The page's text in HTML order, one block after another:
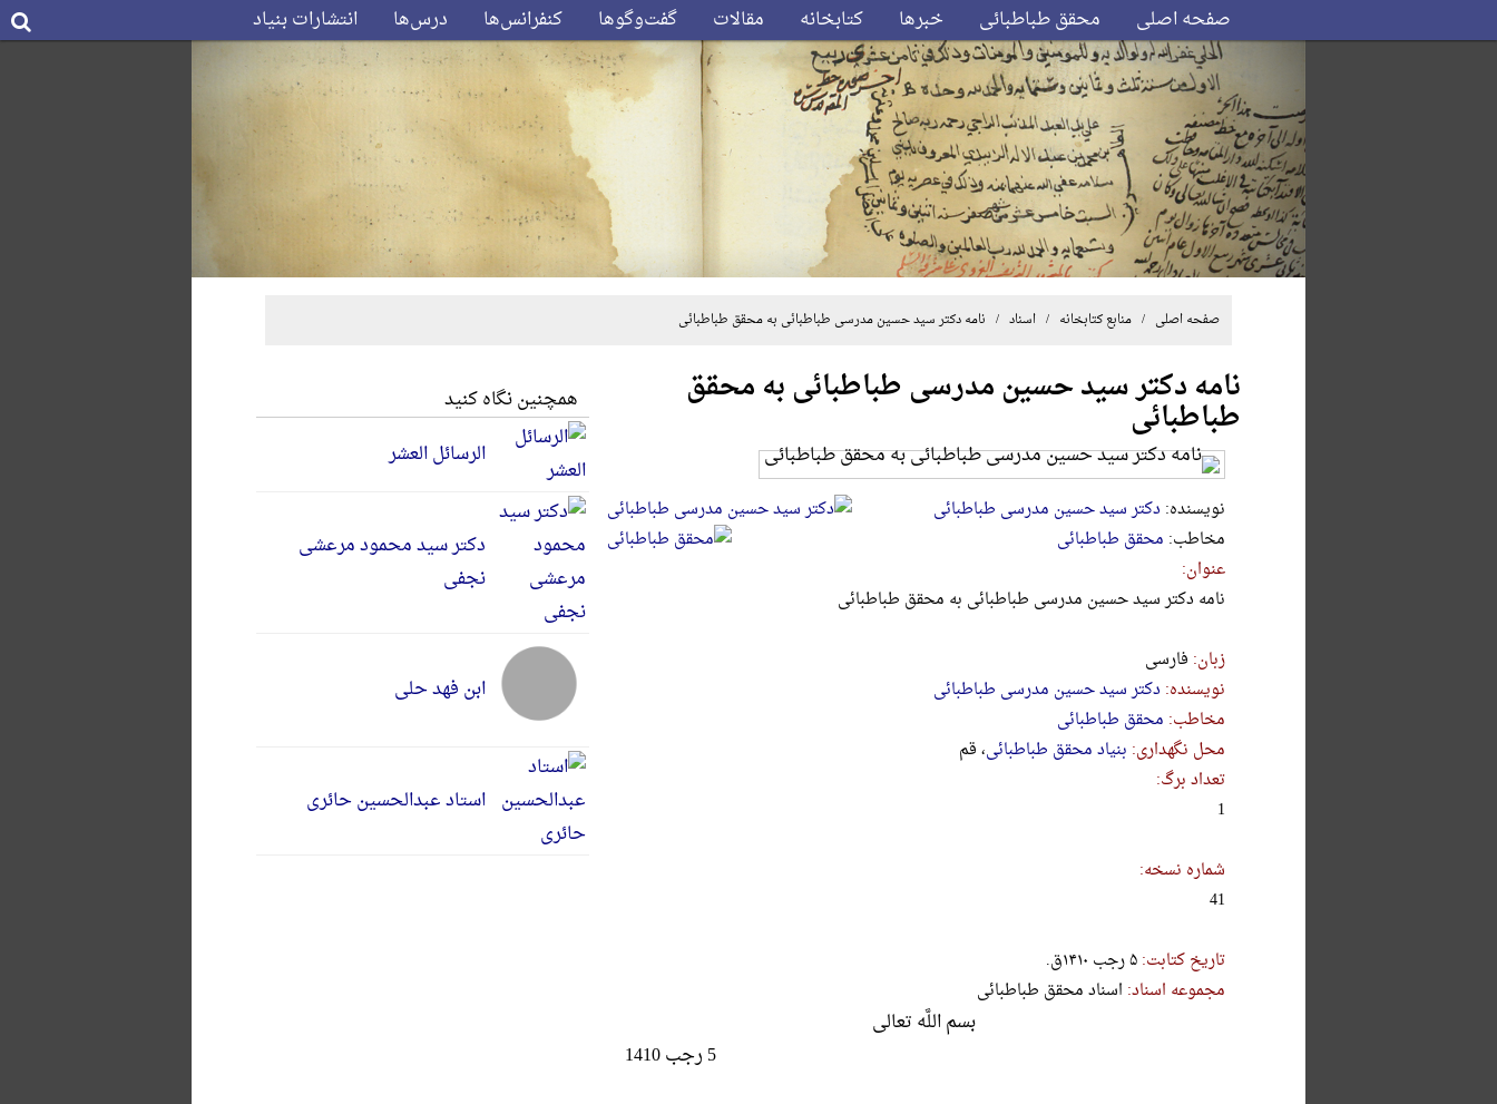
صفحه اصلی محقق طباطبائی خبرها کتابخانه مقالات گفت‌وگوها کنفرانس‌ها درس‌ها انتشارات بنیاد
صفحه اصلی / منابع کتابخانه /اسناد / نامه دکتر سید حسین مدرسی طباطبائی به محقق طباطبائی
نامه دکتر سید حسین مدرسی طباطبائی به محقق
طباطبائی
نویسنده: دکتر سید حسین مدرسی طباطبائی
مخاطب: محقق طباطبائی
عنوان:
نامه دکتر سید حسین مدرسی طباطبائی به محقق طباطبائی
زبان: فارسی
نویسنده: دکتر سید حسین مدرسی طباطبائی
مخاطب: محقق طباطبائی
محل نگهداری: بنیاد محقق طباطبائی، قم
تعداد برگ:
1
شماره نسخه:
41
تاریخ کتابت:۵ رجب ۱۴۱۰ق.
مجموعه اسناد: اسناد محقق طباطبائی
بسم اللَّه تعالى‏
5 رجب 1410
همچنین نگاه کنید
الرسائل العشر
دکتر سید محمود مرعشی
نجفی
ابن فهد حلی
استاد عبدالحسین حائری